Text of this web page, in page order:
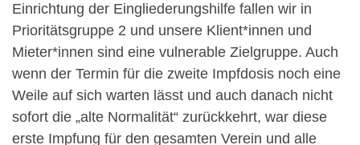
Einrichtung der Eingliederungshilfe fallen wir in
Prioritätsgruppe 2 und unsere Klient*innen und
Mieter*innen sind eine vulnerable Zielgruppe. Auch
wenn der Termin für die zweite Impfdosis noch eine
Weile auf sich warten lässt und auch danach nicht
sofort die „alte Normalität“ zurückkehrt, war diese
erste Impfung für den gesamten Verein und alle